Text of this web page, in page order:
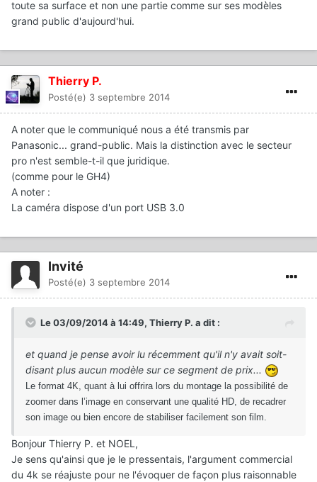
toute sa surface et non une partie comme sur ses modèles
grand public d'aujourd'hui.
Thierry P.
Posté(e) 3 septembre 2014
A noter que le communiqué nous a été transmis par
Panasonic... grand-public. Mais la distinction avec le secteur
pro n'est semble-t-il que juridique.
(comme pour le GH4)
A noter :
La caméra dispose d'un port USB 3.0
Invité
Posté(e) 3 septembre 2014
Le 03/09/2014 à 14:49, Thierry P. a dit :
et quand je pense avoir lu récemment qu'il n'y avait soit-
disant plus aucun modèle sur ce segment de prix...
Le format 4K, quant à lui offrira lors du montage la possibilité de
zoomer dans l’image en conservant une qualité HD, de recadrer
son image ou bien encore de stabiliser facilement son film.
Bonjour Thierry P. et NOEL,
Je sens qu'ainsi que je le pressentais, l'argument commercial
du 4k se réajuste pour ne l'évoquer de façon plus raisonnable